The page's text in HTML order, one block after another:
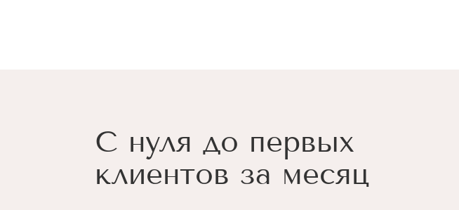
С нуля до первых
клиентов за месяц